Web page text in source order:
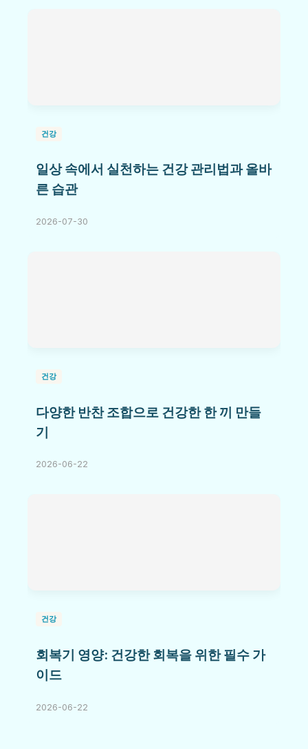
건강
일상 속에서 실천하는 건강 관리법과 올바
른 습관
2026-07-30
건강
다양한 반찬 조합으로 건강한 한 끼 만들
기
2026-06-22
건강
회복기 영양: 건강한 회복을 위한 필수 가
이드
2026-06-22